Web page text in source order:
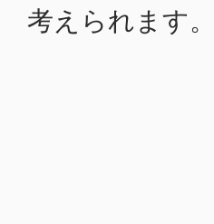
考えられます。